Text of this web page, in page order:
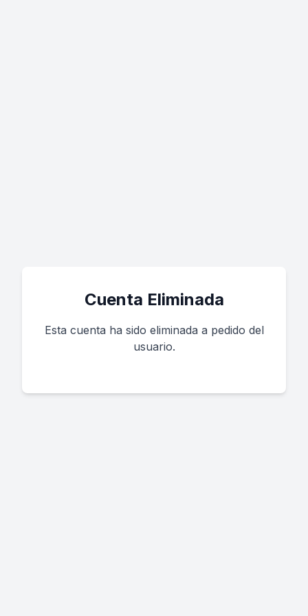
Cuenta Eliminada
Esta cuenta ha sido eliminada a pedido del
usuario.